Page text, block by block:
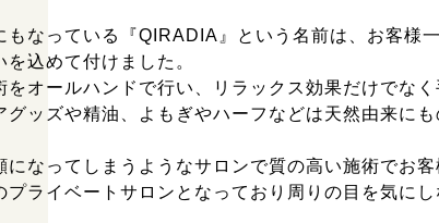
もなっている『QIRADIA』という名前は、お客様
を込めて付けました。
をオールハンドで行い、リラックス効果だけでな
グッズや精油、よもぎやハーフなどは天然由来に
になってしまうようなサロンで質の高い施術でお
プライベートサロンとなっており周りの目を気に